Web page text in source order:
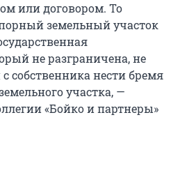
или договором. То
земельный участок
не разграничена, не
собственника нести бремя
участка, —
«Бойко и партнеры»